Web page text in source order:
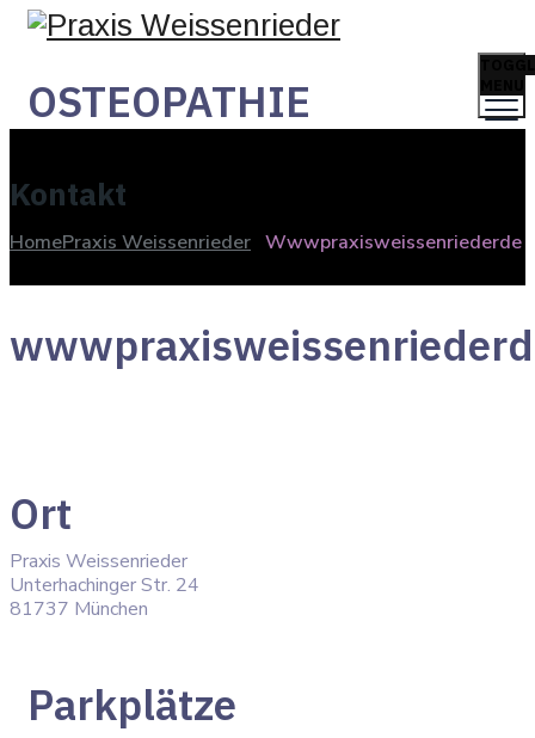
OSTEOPATHIE
Kontakt
HomePraxis Weissenrieder Wwwpraxisweissenriederde
Ort
Praxis Weissenrieder
Unterhachinger Str. 24
81737 München
Parkplätze